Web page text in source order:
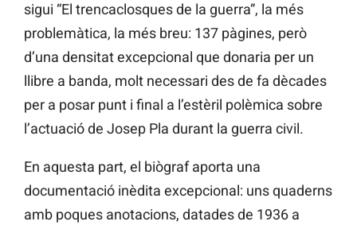
sigui “El trencaclosques de la guerra”, la més
problemàtica, la més breu: 137 pàgines, però
d’una densitat excepcional que donaria per un
llibre a banda, molt necessari des de fa dècades
per a posar punt i final a l’estèril polèmica sobre
l’actuació de Josep Pla durant la guerra civil.
En aquesta part, el biògraf aporta una
documentació inèdita excepcional: uns quaderns
amb poques anotacions, datades de 1936 a